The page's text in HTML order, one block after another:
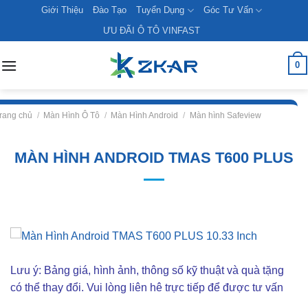
content
Giới Thiệu Đào Tạo Tuyển Dụng
Góc Tư Vấn
ƯU ĐÃI Ô TÔ VINFAST
0
chủ / Màn Hình Ô Tô / Màn Hình Android / Màn hình Safeview
MÀN HÌNH ANDROID TMAS T600 PLUS
Lưu ý: Bảng giá, hình ảnh, thông số kỹ thuật và quà tặng
có thể thay đổi. Vui lòng liên hê trực tiếp để được tư vấn